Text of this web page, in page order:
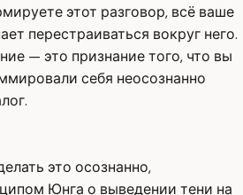
этот разговор, всё ваше
перестраиваться вокруг него.
— это признание того, что вы
себя неосознанно
это осознанно,
Юнга о выведении тени на